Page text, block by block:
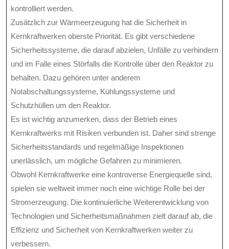
kontrolliert werden.
Zusätzlich zur Wärmeerzeugung hat die Sicherheit in
Kernkraftwerken oberste Priorität. Es gibt verschiedene
Sicherheitssysteme, die darauf abzielen, Unfälle zu verhindern
und im Falle eines Störfalls die Kontrolle über den Reaktor zu
behalten. Dazu gehören unter anderem
Notabschaltungssysteme, Kühlungssysteme und
Schutzhüllen um den Reaktor.
Es ist wichtig anzumerken, dass der Betrieb eines
Kernkraftwerks mit Risiken verbunden ist. Daher sind strenge
Sicherheitsstandards und regelmäßige Inspektionen
unerlässlich, um mögliche Gefahren zu minimieren.
Obwohl Kernkraftwerke eine kontroverse Energiequelle sind,
spielen sie weltweit immer noch eine wichtige Rolle bei der
Stromerzeugung. Die kontinuierliche Weiterentwicklung von
Technologien und Sicherheitsmaßnahmen zielt darauf ab, die
Effizienz und Sicherheit von Kernkraftwerken weiter zu
verbessern.